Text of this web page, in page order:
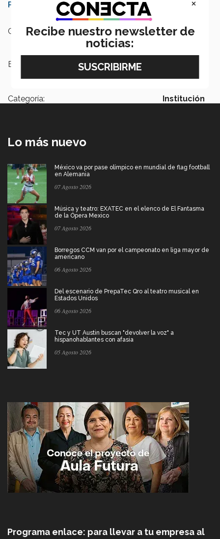
PrepaTec (fotogalería)
Campus: Monterrey
Etiquetas:
Encuentro de Líderes con Sentido
Humano, PrepaTec,
Categoría: Institución
Lo más nuevo
México va por pase olímpico en mundial de flag football
en Alemania
07 Agosto 2026
Música y teatro: EXATEC en el elenco de El Fantasma
de la Ópera Mexico
07 Agosto 2026
Borregos CCM van por el campeonato en liga mayor de
americano
06 Agosto 2026
Del escenario de PrepaTec Qro al teatro musical en
Estados Unidos
06 Agosto 2026
Tec y UT Austin buscan "devolver la voz" a
hispanohablantes con afasia
05 Agosto 2026
Programa enlace: para llevar a tu empresa al
Recibe nuestro newsletter de
noticias: